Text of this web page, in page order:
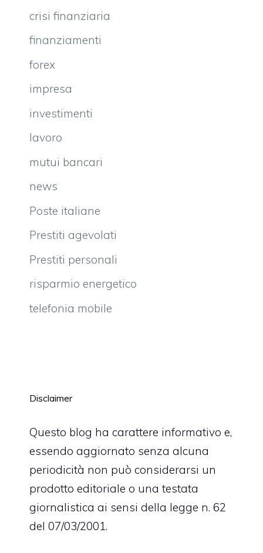
crisi finanziaria
finanziamenti
forex
impresa
investimenti
lavoro
mutui bancari
news
Poste italiane
Prestiti agevolati
Prestiti personali
risparmio energetico
telefonia mobile
Disclaimer
Questo blog ha carattere informativo e,
essendo aggiornato senza alcuna
periodicità non può considerarsi un
prodotto editoriale o una testata
giornalistica ai sensi della legge n. 62
del 07/03/2001.